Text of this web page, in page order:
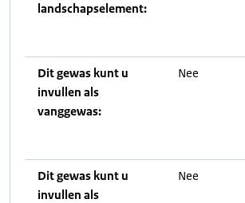
landschapselement:
Dit gewas kunt u
invullen als
vanggewas:
Nee
Dit gewas kunt u
invullen als
Nee